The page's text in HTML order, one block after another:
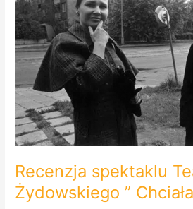
Recenzja spektaklu
Żydowskiego ”
Teatru
Żydowskiego
”
Chciała
zapomnieć”